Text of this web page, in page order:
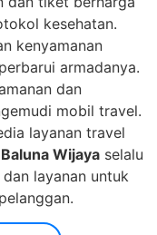
kesehatan.
kenyamanan
armadanya.
dan
mobil travel.
layanan travel
Baluna Wijaya selalu
layanan untuk